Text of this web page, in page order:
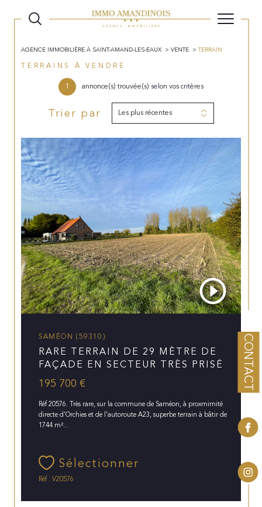
CONTACT
AGENCE IMMOBILIÈRE À SAINT-AMAND-LES-EAUX VENTE TERRAIN
TERRAINS À VENDRE
1
annonce(s) trouvée(s) selon vos critères
Trier par Les plus récentes
SAMÉON (59310)
RARE TERRAIN DE 29 MÈTRE DE
FAÇADE EN SECTEUR TRÈS PRISÉ
195 700 €
Réf 20576. Très rare, sur la commune de Saméon, à proxmimité
directe d'Orchies et de l'autoroute A23, superbe terrain à bâtir de
1744 m²...
Sélectionner
Réf : V20576